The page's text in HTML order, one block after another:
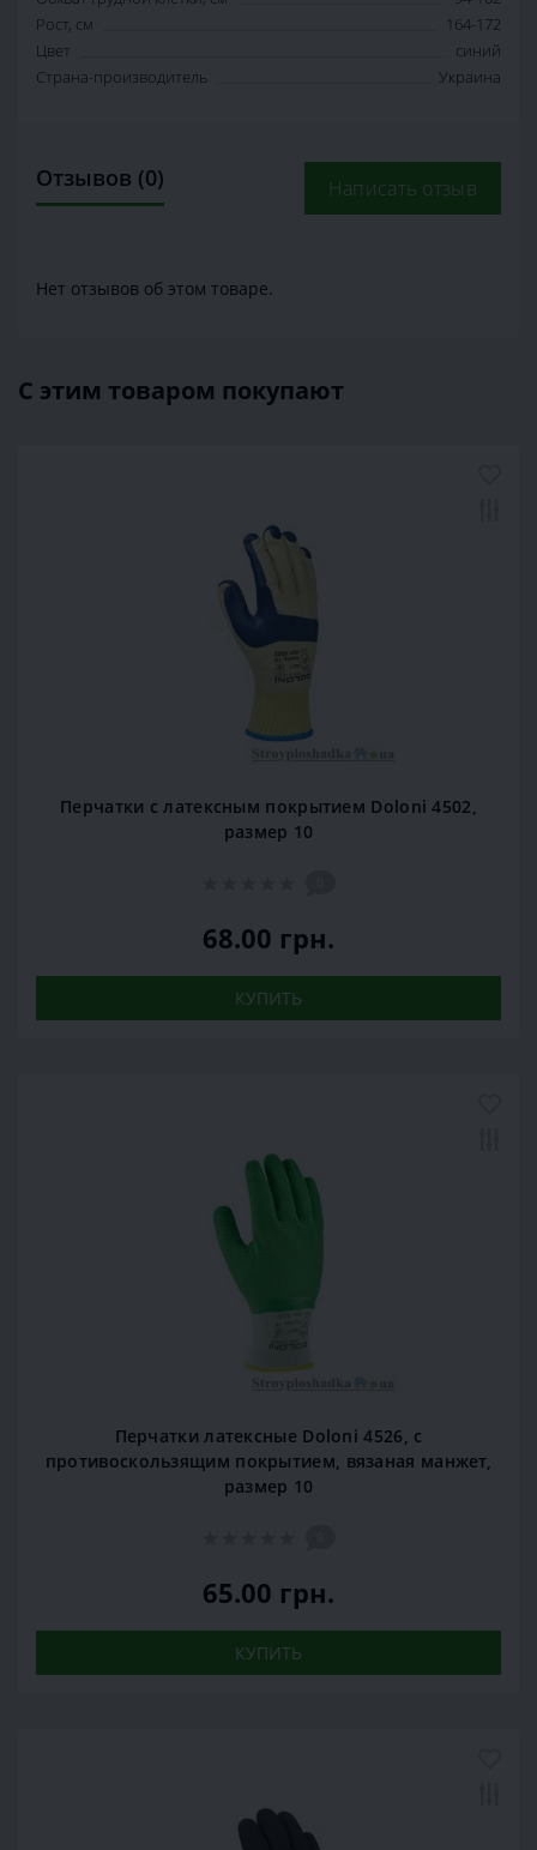
Рост, см
164-172
Цвет
синий
Страна-производитель
Украина
Отзывов (0) Написать отзыв
Нет отзывов об этом товаре.
С этим товаром покупают
Перчатки с латексным покрытием Doloni 4502,
размер 10
68.00 грн.
КУПИТЬ
Перчатки латексные Doloni 4526, c
противоскользящим покрытием, вязаная манжет,
размер 10
65.00 грн.
КУПИТЬ